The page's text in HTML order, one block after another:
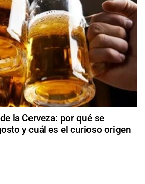
la Cerveza: por qué se
y cuál es el curioso origen